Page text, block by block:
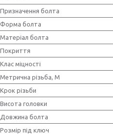
Призначення болта
Форма болта
Матеріал болта
Покриття
Клас міцності
Метрична різьба, М
Крок різьби
Висота головки
Довжина болта
Розмір під ключ